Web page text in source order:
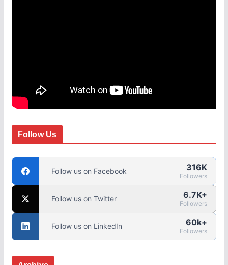
Follow Us
Follow us on Facebook 316K
Followers
Follow us on Twitter 6.7K+
Followers
Follow us on LinkedIn 60k+
Followers